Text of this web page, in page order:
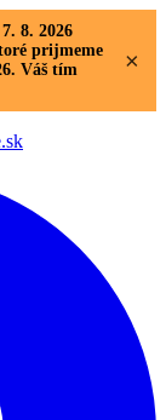
8. 2026
prijmeme
Váš tím
×